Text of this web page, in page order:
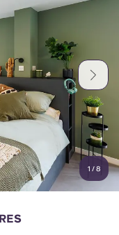
Idioma
1 /8